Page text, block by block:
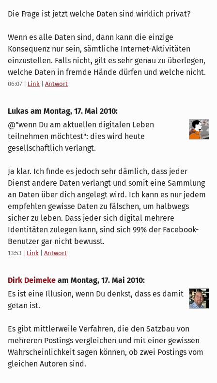
Die Frage ist jetzt welche Daten sind wirklich privat?
Wenn es alle Daten sind, dann kann die einzige
Konsequenz nur sein, sämtliche Internet-Aktivitäten
einzustellen. Falls nicht, gilt es sehr genau zu überlegen,
welche Daten in fremde Hände dürfen und welche nicht.
06:07 Link Antwort
Lukas am Montag, 17. Mai 2010:
@"wenn Du am aktuellen digitalen Leben
teilnehmen möchtest": dies wird heute
gesellschaftlich verlangt.
Ja klar. Ich finde es jedoch sehr dämlich, dass jeder
Dienst andere Daten verlangt und somit eine Sammlung
an Daten über dich angelegt wird. Ich kann es nur jedem
empfehlen gewisse Daten zu fälschen, um halbwegs
sicher zu leben. Dass jeder sich digital mehrere
Identitäten zulegen kann, sind sich 99% der Facebook-
Benutzer gar nicht bewusst.
13:53 Link Antwort
Dirk Deimeke am Montag, 17. Mai 2010:
Es ist eine Illusion, wenn Du denkst, dass es damit
getan ist.
Es gibt mittlerweile Verfahren, die den Satzbau von
mehreren Postings vergleichen und mit einer gewissen
Wahrscheinlichkeit sagen können, ob zwei Postings vom
gleichen Autoren sind.